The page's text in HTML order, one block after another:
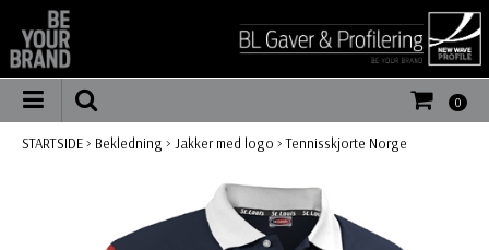
0
STARTSIDE> Bekledning > Jakker med logo >Tennisskjorte Norge